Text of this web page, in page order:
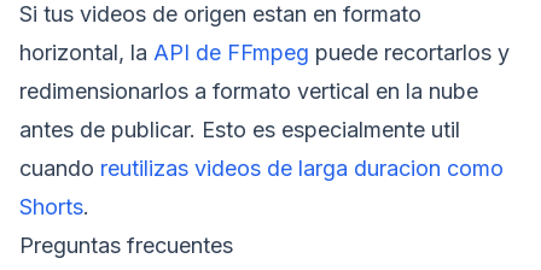
Si tus videos de origen estan en formato
horizontal, la API de FFmpeg puede recortarlos y
redimensionarlos a formato vertical en la nube
antes de publicar. Esto es especialmente util
cuando reutilizas videos de larga duracion como
Shorts.
Preguntas frecuentes